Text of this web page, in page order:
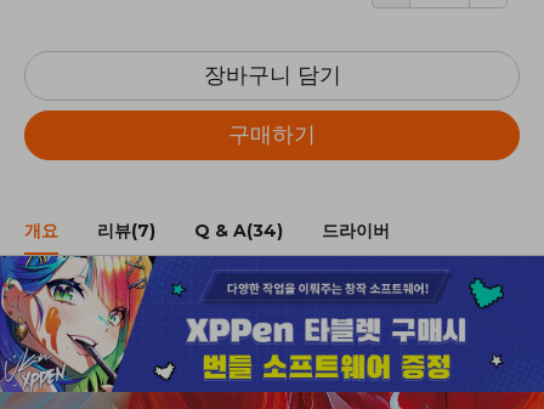
장바구니 담기
구매하기
개요 리뷰(7) Q & A(34) 드라이버